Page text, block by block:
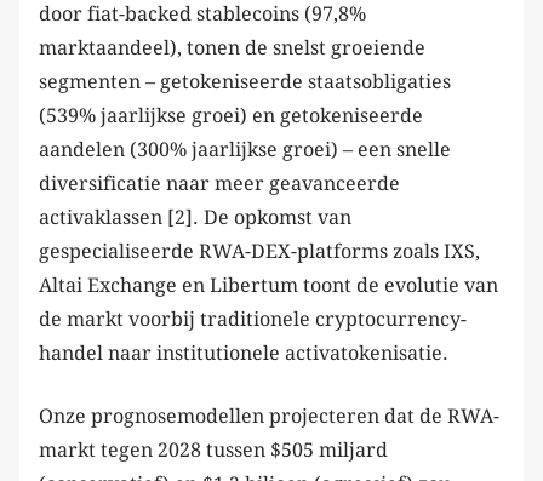
door fiat-backed stablecoins (97,8%
marktaandeel), tonen de snelst groeiende
segmenten – getokeniseerde staatsobligaties
(539% jaarlijkse groei) en getokeniseerde
aandelen (300% jaarlijkse groei) – een snelle
diversificatie naar meer geavanceerde
activaklassen [2]. De opkomst van
gespecialiseerde RWA-DEX-platforms zoals IXS,
Altai Exchange en Libertum toont de evolutie van
de markt voorbij traditionele cryptocurrency-
handel naar institutionele activatokenisatie.
Onze prognosemodellen projecteren dat de RWA-
markt tegen 2028 tussen $505 miljard